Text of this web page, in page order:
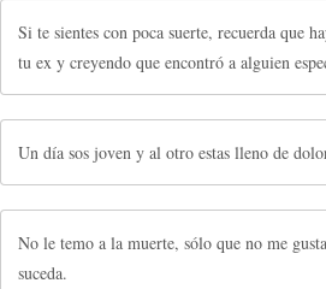
Si te sientes con poca suerte, recuerda que
tu ex y creyendo que encontró a alguien
Un día sos joven y al otro estas lleno de
No le temo a la muerte, sólo que no me
suceda.